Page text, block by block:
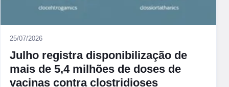
25/07/2026
Julho registra disponibilização de
mais de 5,4 milhões de doses de
vacinas contra clostridioses